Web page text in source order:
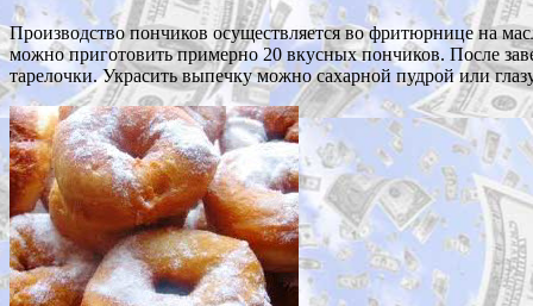
Производство пончиков осуществляется во фритюрнице на
можно приготовить примерно 20 вкусных пончиков. После
тарелочки. Украсить выпечку можно сахарной пудрой или